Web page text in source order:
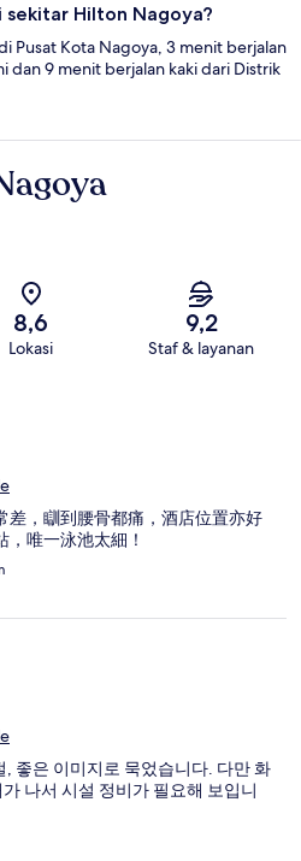
Hilton Nagoya?
Pusat Kota Nagoya, 3 menit berjalan
dan 9 menit berjalan kaki dari Distrik
8,6
Lokasi
9,2
Staf & layanan
差，瞓到腰骨都痛，酒店位置亦好
唯一泳池太細！
좋은 이미지로 묵었습니다. 다만 화
나서 시설 정비가 필요해 보입니